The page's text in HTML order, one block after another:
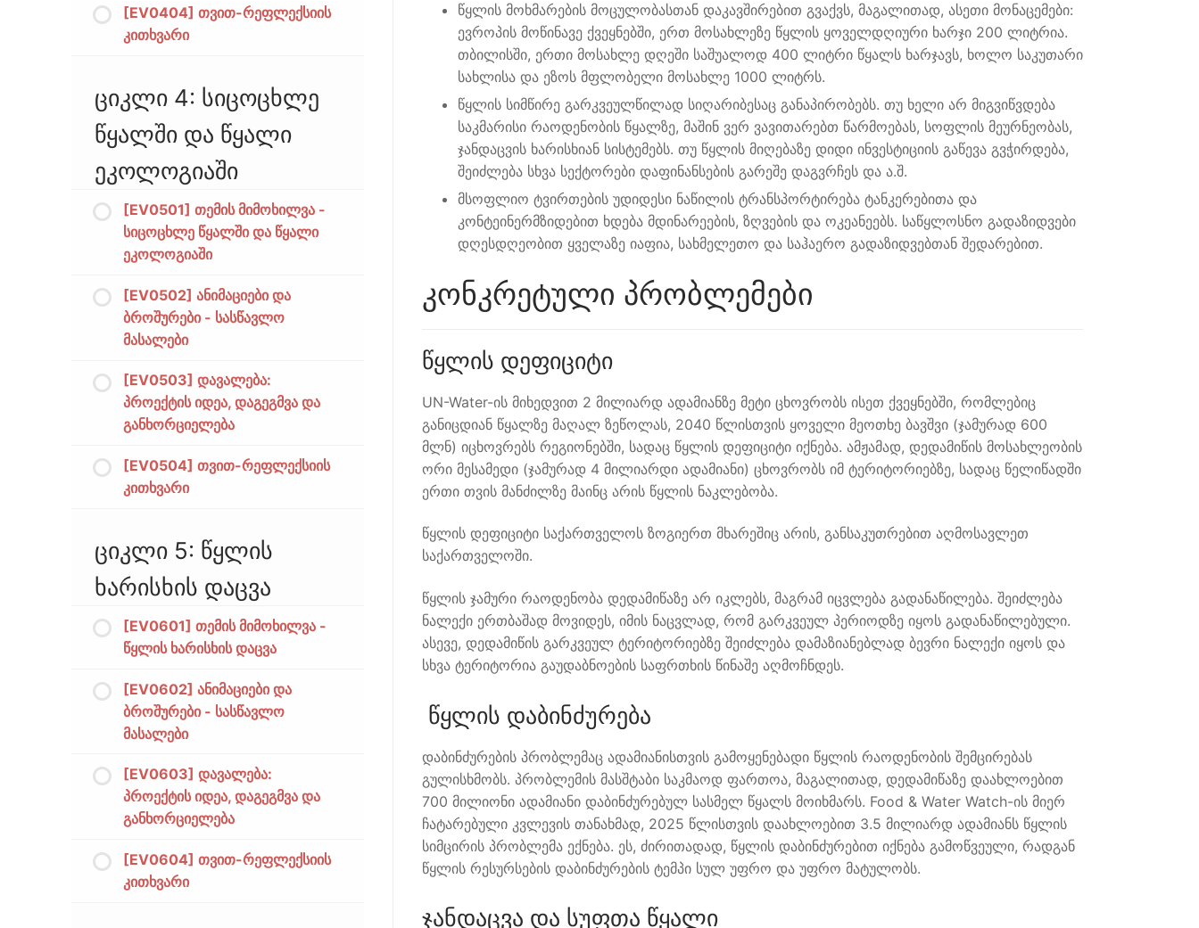
წყლის მოხმარების მოცულობასთან დაკავშირებით გვაქვს, მაგალითად, ასეთი მონაცემები:
ევროპის მოწინავე ქვეყნებში, ერთ მოსახლეზე წყლის ყოველდღიური ხარჯი 200 ლიტრია.
თბილისში, ერთი მოსახლე დღეში საშუალოდ 400 ლიტრი წყალს ხარჯავს, ხოლო საკუთარი
სახლისა და ეზოს მფლობელი მოსახლე 1000 ლიტრს.
წყლის სიმწირე გარკვეულწილად სიღარიბესაც განაპირობებს. თუ ხელი არ მიგვიწვდება
საკმარისი რაოდენობის წყალზე, მაშინ ვერ ვავითარებთ წარმოებას, სოფლის მეურნეობას,
ჯანდაცვის ხარისხიან სისტემებს. თუ წყლის მიღებაზე დიდი ინვესტიციის გაწევა გვჭირდება,
შეიძლება სხვა სექტორები დაფინანსების გარეშე დაგვრჩეს და ა.შ.
მსოფლიო ტვირთების უდიდესი ნაწილის ტრანსპორტირება ტანკერებითა და
კონტეინერმზიდებით ხდება მდინარეების, ზღვების და ოკეანეებს. საწყლოსნო გადაზიდვები
დღესდღეობით ყველაზე იაფია, სახმელეთო და საჰაერო გადაზიდვებთან შედარებით.
კონკრეტული პრობლემები
წყლის დეფიციტი
UN-Water-ის მიხედვით 2 მილიარდ ადამიანზე მეტი ცხოვრობს ისეთ ქვეყნებში, რომლებიც
განიცდიან წყალზე მაღალ ზეწოლას, 2040 წლისთვის ყოველი მეოთხე ბავშვი (ჯამურად 600
მლნ) იცხოვრებს რეგიონებში, სადაც წყლის დეფიციტი იქნება. ამჟამად, დედამიწის მოსახლეობის
ორი მესამედი (ჯამურად 4 მილიარდი ადამიანი) ცხოვრობს იმ ტერიტორიებზე, სადაც წელიწადში
ერთი თვის მანძილზე მაინც არის წყლის ნაკლებობა.
წყლის დეფიციტი საქართველოს ზოგიერთ მხარეშიც არის, განსაკუთრებით აღმოსავლეთ
საქართველოში.
წყლის ჯამური რაოდენობა დედამიწაზე არ იკლებს, მაგრამ იცვლება გადანაწილება. შეიძლება
ნალექი ერთბაშად მოვიდეს, იმის ნაცვლად, რომ გარკვეულ პერიოდზე იყოს გადანაწილებული.
ასევე, დედამიწის გარკვეულ ტერიტორიებზე შეიძლება დამაზიანებლად ბევრი ნალექი იყოს და
სხვა ტერიტორია გაუდაბნოების საფრთხის წინაშე აღმოჩნდეს.
წყლის დაბინძურება
დაბინძურების პრობლემაც ადამიანისთვის გამოყენებადი წყლის რაოდენობის შემცირებას
გულისხმობს. პრობლემის მასშტაბი საკმაოდ ფართოა, მაგალითად, დედამიწაზე დაახლოებით
700 მილიონი ადამიანი დაბინძურებულ სასმელ წყალს მოიხმარს. Food & Water Watch-ის მიერ
ჩატარებული კვლევის თანახმად, 2025 წლისთვის დაახლოებით 3.5 მილიარდ ადამიანს წყლის
სიმცირის პრობლემა ექნება. ეს, ძირითადად, წყლის დაბინძურებით იქნება გამოწვეული, რადგან
წყლის რესურსების დაბინძურების ტემპი სულ უფრო და უფრო მატულობს.
ჯანდაცვა და სუფთა წყალი
[EV0404] თვით-რეფლექსიის
კითხვარი
ციკლი 4: სიცოცხლე
წყალში და წყალი
ეკოლოგიაში
[EV0501] თემის მიმოხილვა -
სიცოცხლე წყალში და წყალი
ეკოლოგიაში
[EV0502] ანიმაციები და
ბროშურები - სასწავლო
მასალები
[EV0503] დავალება:
პროექტის იდეა, დაგეგმვა და
განხორციელება
[EV0504] თვით-რეფლექსიის
კითხვარი
ციკლი 5: წყლის
ხარისხის დაცვა
[EV0601] თემის მიმოხილვა -
წყლის ხარისხის დაცვა
[EV0602] ანიმაციები და
ბროშურები - სასწავლო
მასალები
[EV0603] დავალება:
პროექტის იდეა, დაგეგმვა და
განხორციელება
[EV0604] თვით-რეფლექსიის
კითხვარი